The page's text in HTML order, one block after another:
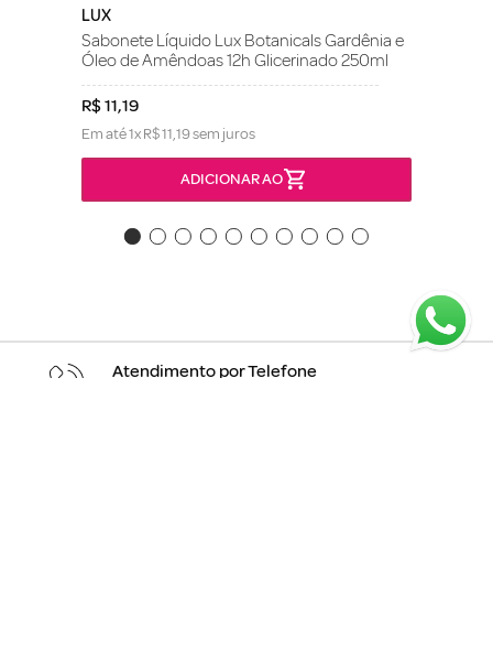
LUX
Sabonete Líquido Lux Botanicals Gardênia e
Óleo de Amêndoas 12h Glicerinado 250ml
R$11,19
Em até1xR$11,19sem juros
ADICIONAR AO
Atendimento por Telefone